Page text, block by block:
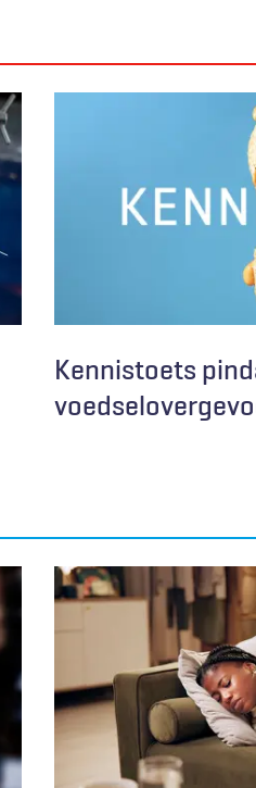
Kennistoets